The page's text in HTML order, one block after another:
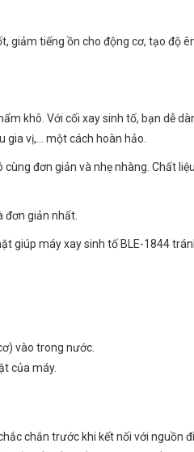
tiếng ồn cho động cơ, tạo độ
khô. Với cối xay sinh tố, bạn dễ
gia vị,… một cách hoàn hảo.
cùng đơn giản và nhẹ nhàng.
đơn giản nhất.
giúp máy xay sinh tố BLE-1844
vào trong nước.
của máy.
chắn trước khi kết nối với nguồn